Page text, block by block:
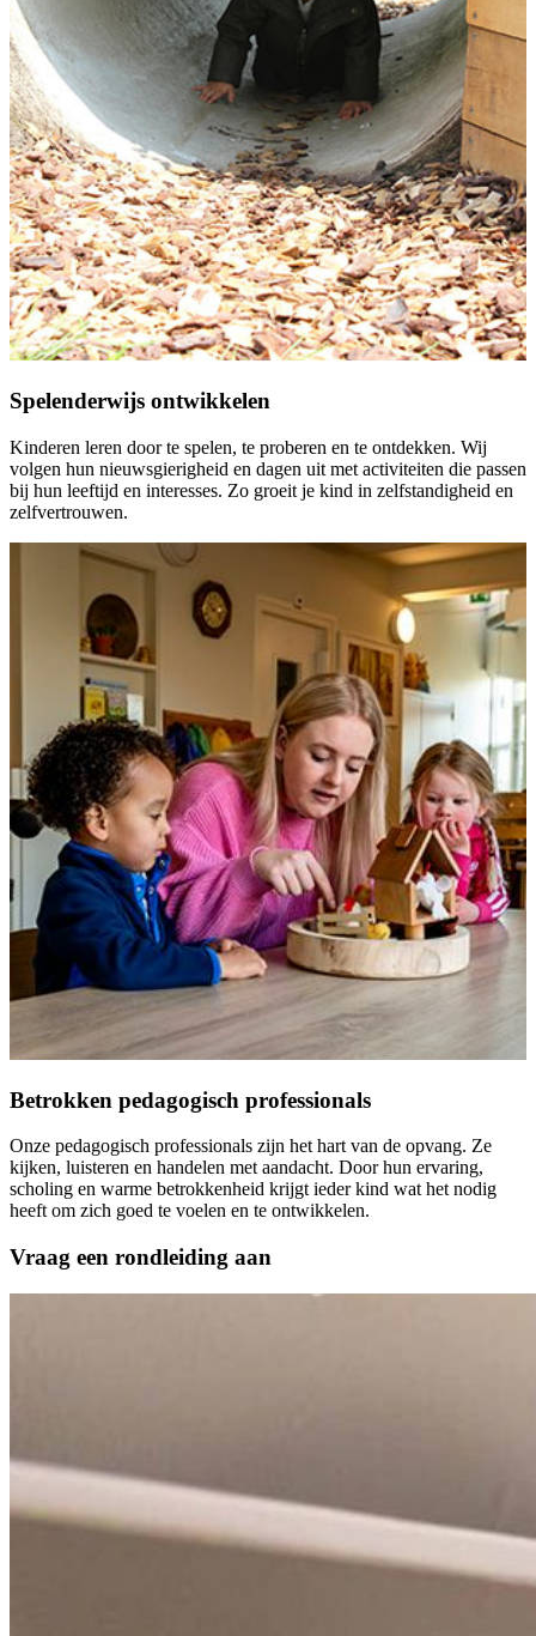
Spelenderwijs ontwikkelen
Kinderen leren door te spelen, te proberen en te ontdekken. Wij
volgen hun nieuwsgierigheid en dagen uit met activiteiten die passen
bij hun leeftijd en interesses. Zo groeit je kind in zelfstandigheid en
zelfvertrouwen.
Betrokken pedagogisch professionals
Onze pedagogisch professionals zijn het hart van de opvang. Ze
kijken, luisteren en handelen met aandacht. Door hun ervaring,
scholing en warme betrokkenheid krijgt ieder kind wat het nodig
heeft om zich goed te voelen en te ontwikkelen.
Vraag een rondleiding aan